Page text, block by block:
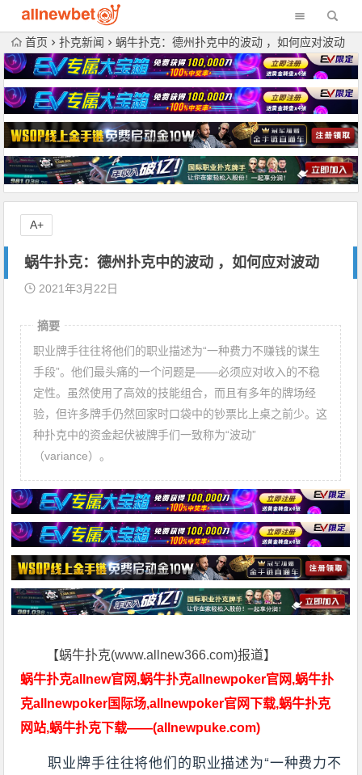
首页 扑克新闻 蜗牛扑克：德州扑克中的波动 ，如何应对波动
蜗牛扑克：德州扑克中的波动 ，如何应对波动
2021年3月22日
摘要
职业牌手往往将他们的职业描述为“一种费力不赚钱的谋生
手段”。他们最头痛的一个问题是——必须应对收入的不稳
定性。虽然使用了高效的技能组合，而且有多年的牌场经
验，但许多牌手仍然回家时口袋中的钞票比上桌之前少。这
种扑克中的资金起伏被牌手们一致称为“波动”
（variance）。
【蜗牛扑克(www.allnew366.com)报道】
蜗牛扑克allnew官网,蜗牛扑克allnewpoker官网,蜗牛扑
克allnewpoker国际场,allnewpoker官网下载,蜗牛扑克
网站,蜗牛扑克下载——(allnewpuke.com)
职业牌手往往将他们的职业描述为“一种费力不
A+